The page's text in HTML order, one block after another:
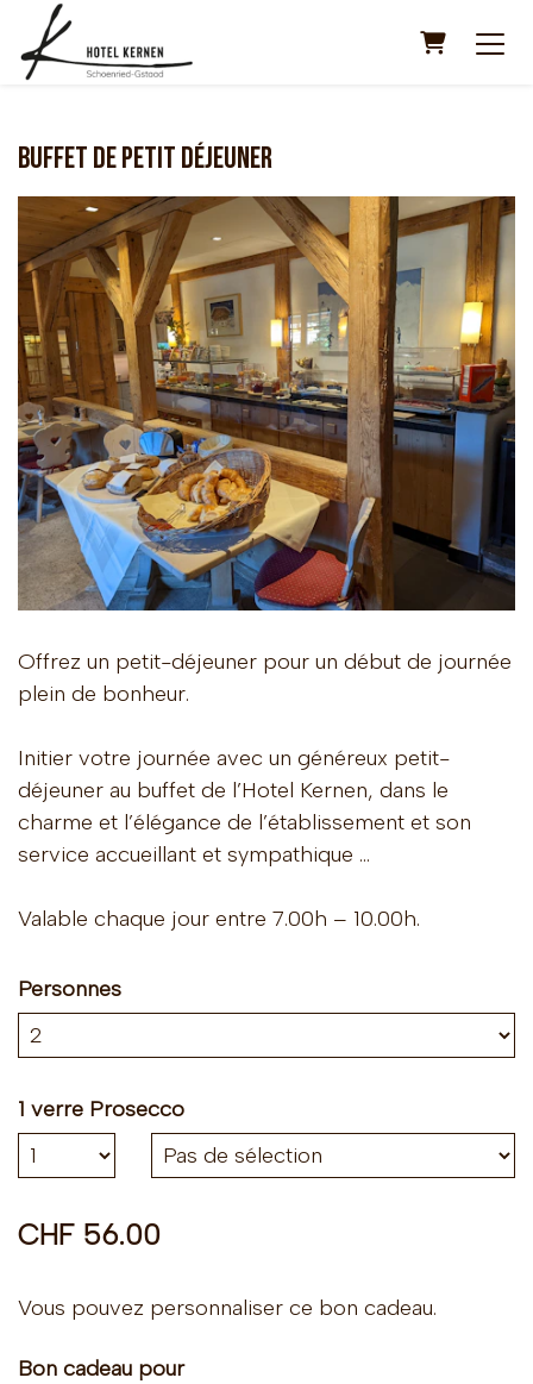
Panier
Buffet de petit déjeuner
Offrez un petit-déjeuner pour un début de journée
plein de bonheur.
Initier votre journée avec un généreux petit-
déjeuner au buffet de l’Hotel Kernen, dans le
charme et l’élégance de l’établissement et son
service accueillant et sympathique …
Valable chaque jour entre 7.00h – 10.00h.
Personnes
1 verre Prosecco
Nombre
CHF 56.00
Vous pouvez personnaliser ce bon cadeau.
Bon cadeau pour